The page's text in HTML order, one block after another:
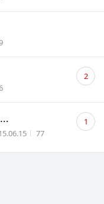
수
수
댓
글 2
성시간 조회수
77
댓
글 1